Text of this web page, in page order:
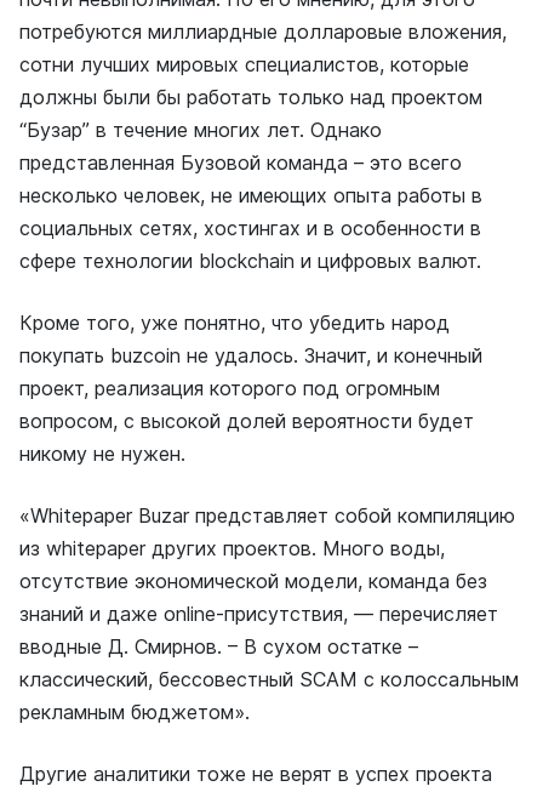
потребуются миллиардные долларовые вложения,
сотни лучших мировых специалистов, которые
должны были бы работать только над проектом
“Бузар” в течение многих лет. Однако
представленная Бузовой команда – это всего
несколько человек, не имеющих опыта работы в
социальных сетях, хостингах и в особенности в
сфере технологии blockchain и цифровых валют.
Кроме того, уже понятно, что убедить народ
покупать buzcoin не удалось. Значит, и конечный
проект, реализация которого под огромным
вопросом, с высокой долей вероятности будет
никому не нужен.
«Whitepaper Buzar представляет собой компиляцию
из whitepaper других проектов. Много воды,
отсутствие экономической модели, команда без
знаний и даже online-присутствия, — перечисляет
вводные Д. Смирнов. – В сухом остатке –
классический, бессовестный SCAM с колоссальным
рекламным бюджетом».
Другие аналитики тоже не верят в успех проекта